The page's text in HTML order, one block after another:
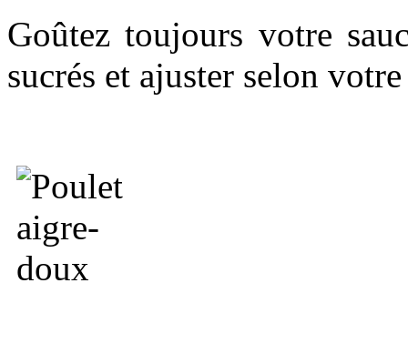
Goûtez toujours votre
sucrés et ajuster selon